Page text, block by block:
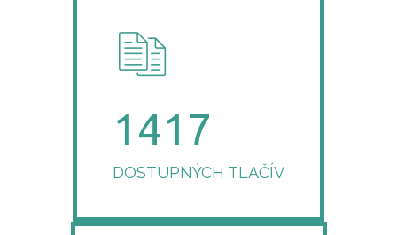
1417
DOSTUPNÝCH TLAČÍV